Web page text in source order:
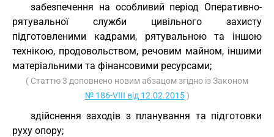
забезпечення на особливий період Оперативно-
рятувальної служби цивільного захисту
підготовленими кадрами, рятувальною та іншою
технікою, продовольством, речовим майном, іншими
матеріальними та фінансовими ресурсами;
( Статтю 3 доповнено новим абзацом згідно із Законом
№ 186-VIII від 12.02.2015)
здійснення заходів з планування та підготовки
руху опору;